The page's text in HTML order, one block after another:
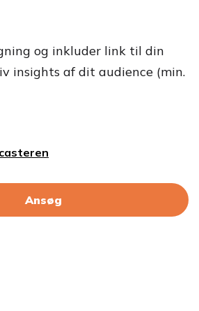
og inkluder link til din
insights af dit audience (min.
Ansøg